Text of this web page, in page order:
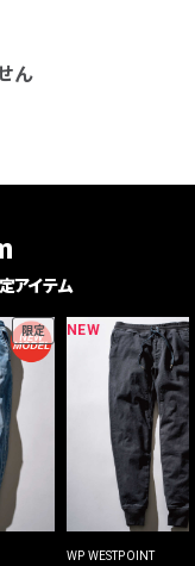
ん
アイテム
限定 NEW
WP WESTPOINT